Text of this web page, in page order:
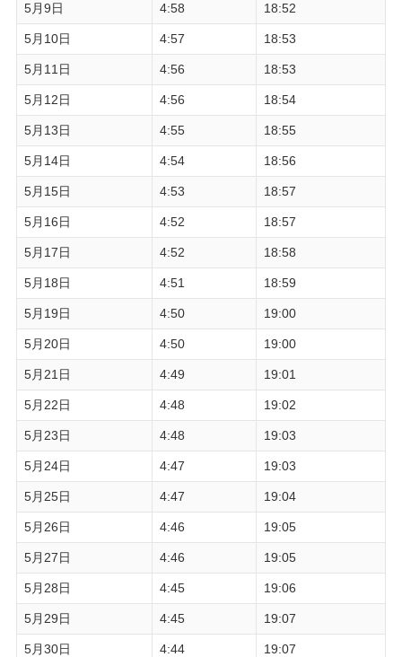
5月9日 4:58 18:52
5月10日 4:57 18:53
5月11日 4:56 18:53
5月12日 4:56 18:54
5月13日 4:55 18:55
5月14日 4:54 18:56
5月15日 4:53 18:57
5月16日 4:52 18:57
5月17日 4:52 18:58
5月18日 4:51 18:59
5月19日 4:50 19:00
5月20日 4:50 19:00
5月21日 4:49 19:01
5月22日 4:48 19:02
5月23日 4:48 19:03
5月24日 4:47 19:03
5月25日 4:47 19:04
5月26日 4:46 19:05
5月27日 4:46 19:05
5月28日 4:45 19:06
5月29日 4:45 19:07
5月30日 4:44 19:07